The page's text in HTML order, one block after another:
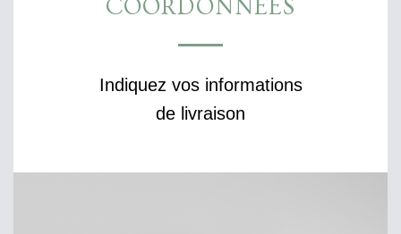
COORDONNÉES
Indiquez vos informations
de livraison